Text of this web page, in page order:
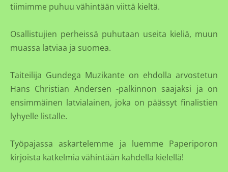
tiimimme puhuu vähintään viittä kieltä.
Osallistujien perheissä puhutaan useita kieliä, muun
muassa latviaa ja suomea.
Taiteilija Gundega Muzikante on ehdolla arvostetun
Hans Christian Andersen -palkinnon saajaksi ja on
ensimmäinen latvialainen, joka on päässyt finalistien
lyhyelle listalle.
Työpajassa askartelemme ja luemme Paperiporon
kirjoista katkelmia vähintään kahdella kielellä!